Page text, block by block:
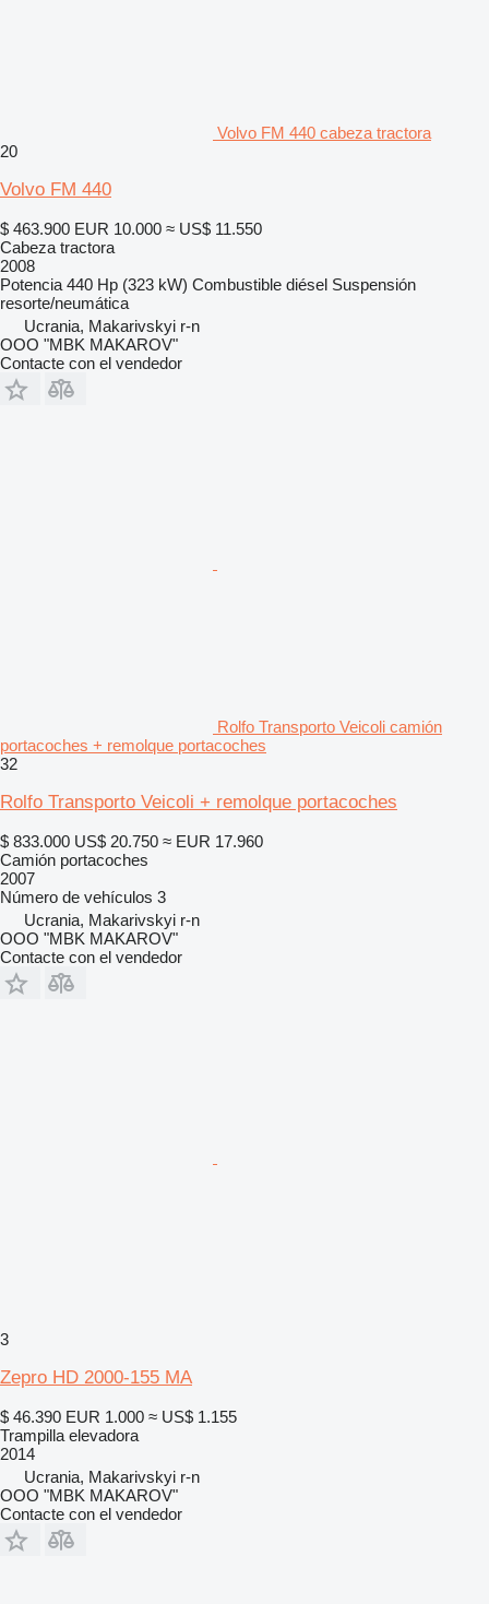
Volvo FM 440 cabeza tractora
20
Volvo FM 440
$ 463.900 EUR 10.000 ≈ US$ 11.550
Cabeza tractora
2008
Potencia 440 Hp (323 kW) Combustible diésel Suspensión
resorte/neumática
Ucrania, Makarivskyi r-n
OOO "MBK MAKAROV"
Contacte con el vendedor
Rolfo Transporto Veicoli camión
portacoches + remolque portacoches
32
Rolfo Transporto Veicoli + remolque portacoches
$ 833.000 US$ 20.750 ≈ EUR 17.960
Camión portacoches
2007
Número de vehículos 3
Ucrania, Makarivskyi r-n
OOO "MBK MAKAROV"
Contacte con el vendedor
3
Zepro HD 2000-155 MA
$ 46.390 EUR 1.000 ≈ US$ 1.155
Trampilla elevadora
2014
Ucrania, Makarivskyi r-n
OOO "MBK MAKAROV"
Contacte con el vendedor